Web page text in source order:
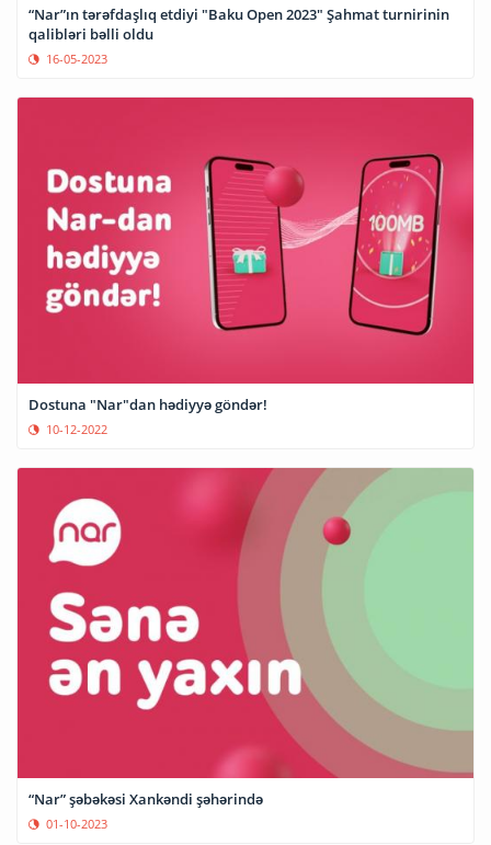
“Nar”ın tərəfdaşlıq etdiyi "Baku Open 2023" Şahmat turnirinin
qalibləri bəlli oldu
16-05-2023
Dostuna "Nar"dan hədiyyə göndər!
10-12-2022
“Nar” şəbəkəsi Xankəndi şəhərində
01-10-2023